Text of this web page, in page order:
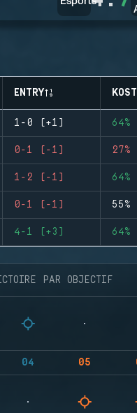
ENTRY KOST
1-0 (+1) 64%
0-1 (-1) 27%
1-2 (-1) 64%
0-1 (-1) 55%
4-1 (+3) 64%
PAR OBJECTIF
04 05